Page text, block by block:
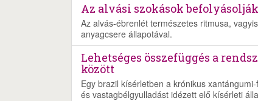
Az alvási szokások
Az alvás-ébrenlét természetes ritmusa,
anyagcsere állapotával.
Lehetséges összefüggés a
között
Egy brazil kísérletben a krónikus
és vastagbélgyulladást idézett elő kísérleti